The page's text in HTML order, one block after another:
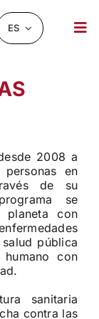
ES
2008 a
en
de su
se
planeta con
pública
con
sanitaria
contra las